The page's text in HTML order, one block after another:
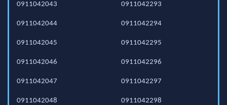
0911042043
0911042044
0911042045
0911042046
0911042047
0911042048
0911042293
0911042294
0911042295
0911042296
0911042297
0911042298